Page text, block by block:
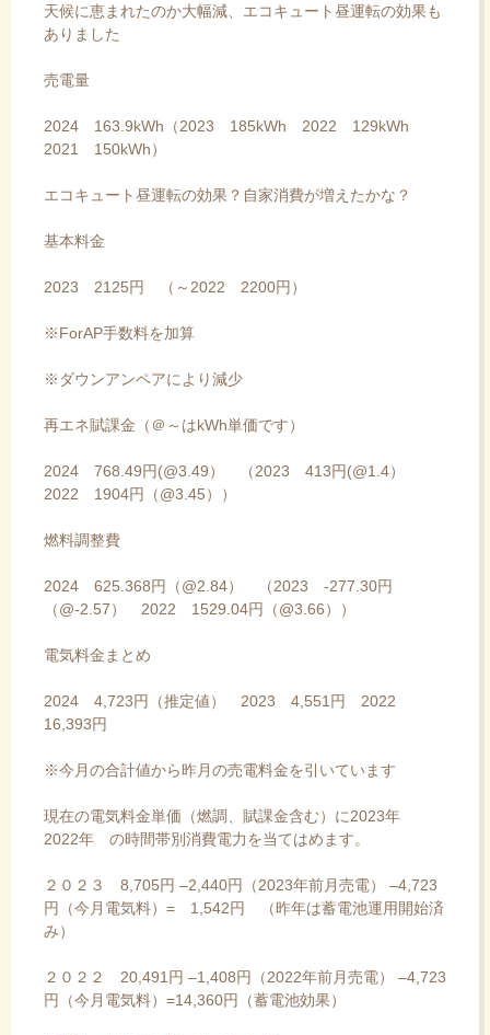
天候に恵まれたのか大幅減、エコキュート昼運転の効果も
ありました
売電量
2024 163.9kWh（2023 185kWh 2022 129kWh
2021 150kWh）
エコキュート昼運転の効果？自家消費が増えたかな？
基本料金
2023 2125円 （～2022 2200円）
※ForAP手数料を加算
※ダウンアンペアにより減少
再エネ賦課金（＠～はkWh単価です）
2024 768.49円(@3.49） （2023 413円(@1.4）
2022 1904円（@3.45））
燃料調整費
2024 625.368円（@2.84） （2023 -277.30円
（@-2.57） 2022 1529.04円（@3.66））
電気料金まとめ
2024 4,723円（推定値） 2023 4,551円 2022
16,393円
※今月の合計値から昨月の売電料金を引いています
現在の電気料金単価（燃調、賦課金含む）に2023年
2022年 の時間帯別消費電力を当てはめます。
２０２３ 8,705円 –2,440円（2023年前月売電） –4,723
円（今月電気料）= 1,542円 （昨年は蓄電池運用開始済
み）
２０２２ 20,491円 –1,408円（2022年前月売電） –4,723
円（今月電気料）=14,360円（蓄電池効果）